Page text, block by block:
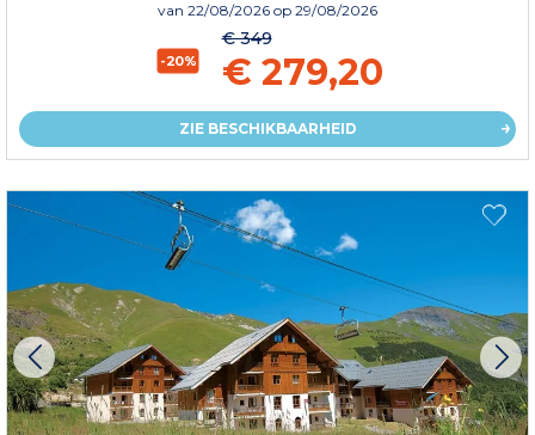
van 22/08/2026 op 29/08/2026
-20%
€ 349
€ 279,20
ZIE BESCHIKBAARHEID